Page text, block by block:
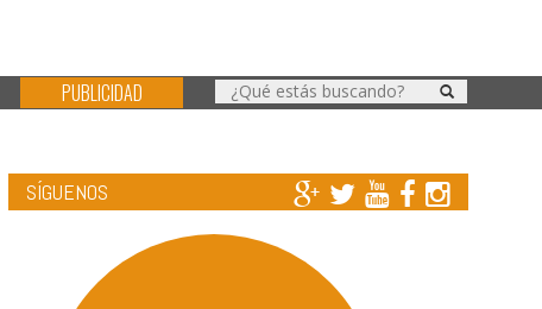
PUBLICIDAD
SÍGUENOS